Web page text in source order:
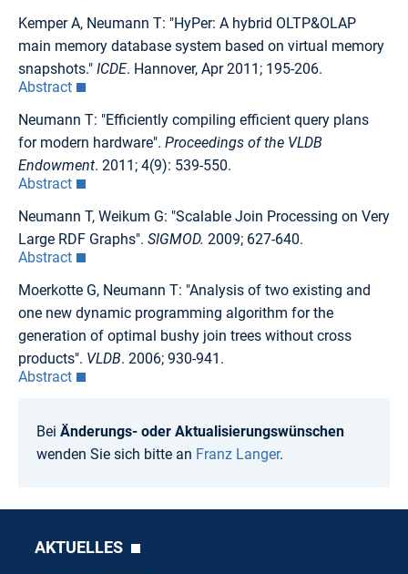
Kemper A, Neumann T: "HyPer: A hybrid OLTP&OLAP
main memory database system based on virtual memory
snapshots." ICDE. Hannover, Apr 2011; 195-206.
Abstract
Neumann T: "Efficiently compiling efficient query plans
for modern hardware". Proceedings of the VLDB
Endowment. 2011; 4(9): 539-550.
Abstract
Neumann T, Weikum G: "Scalable Join Processing on Very
Large RDF Graphs". SIGMOD. 2009; 627-640.
Abstract
Moerkotte G, Neumann T: "Analysis of two existing and
one new dynamic programming algorithm for the
generation of optimal bushy join trees without cross
products". VLDB. 2006; 930-941.
Abstract
Bei Änderungs- oder Aktualisierungswünschen
wenden Sie sich bitte an Franz Langer.
AKTUELLES